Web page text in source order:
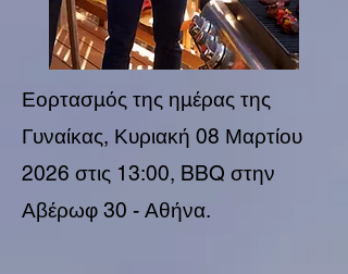
Εορτασμός της ημέρας της
Γυναίκας, Κυριακή 08 Μαρτίου
2026 στις 13:00, BBQ στην
Αβέρωφ 30 - Αθήνα.